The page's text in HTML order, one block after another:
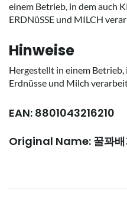
einem Betrieb, in dem auch
ERDNüSSE und MILCH
Hinweise
Hergestellt in einem Betrieb,
Erdnüsse und Milch
EAN: 8801043216210
Original Name: 꿀꽈배